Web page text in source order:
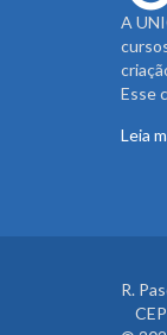
A
Esse
Leia
R.